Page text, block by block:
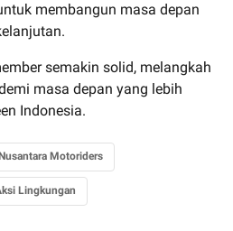
membangun masa depan
semakin solid, melangkah
masa depan yang lebih
Indonesia.
Nusantara Motoriders
Lingkungan